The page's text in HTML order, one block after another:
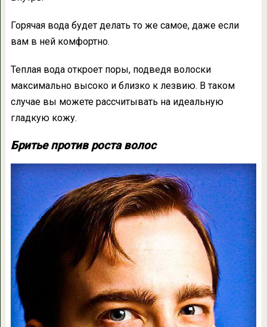
Горячая вода будет делать то же самое, даже если
вам в ней комфортно.
Теплая вода откроет поры, подведя волоски
максимально высоко и близко к лезвию. В таком
случае вы можете рассчитывать на идеальную
гладкую кожу.
Бритье против роста волос